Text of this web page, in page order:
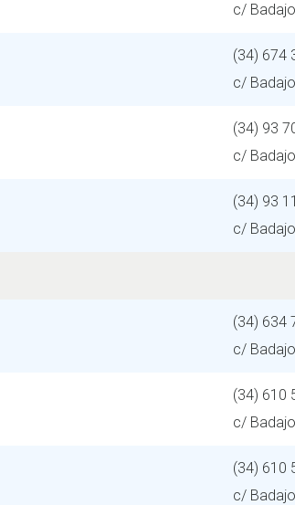
c/
(34) 674
c/
(34) 93
c/
(34) 93
c/
(34) 634
c/
(34) 610
c/
(34) 610
c/